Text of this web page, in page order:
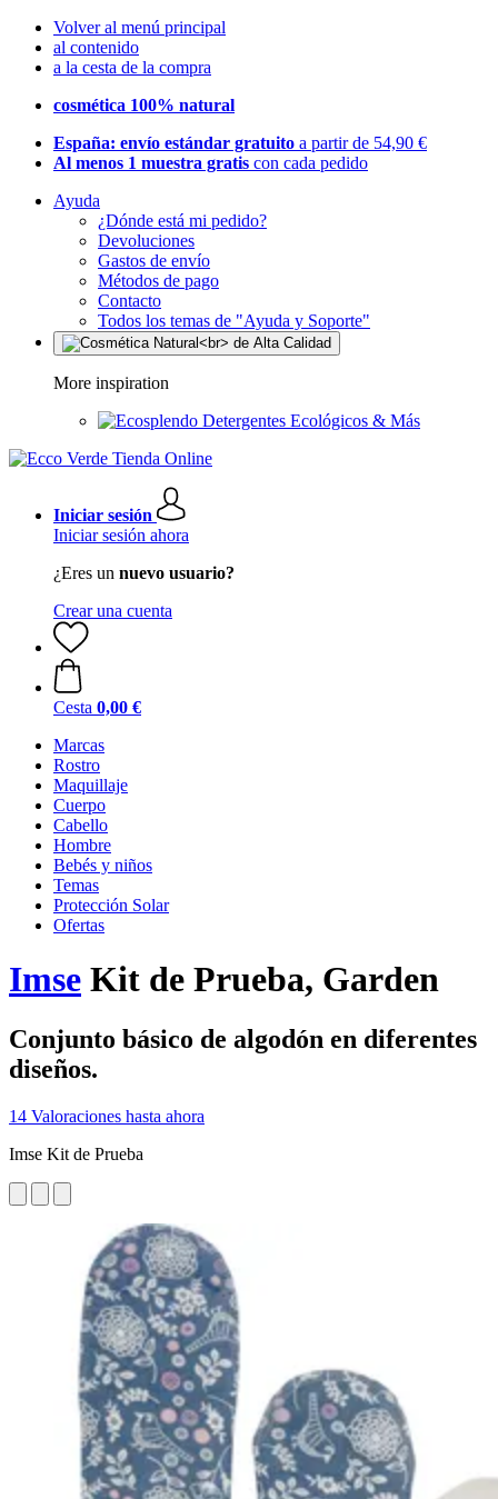
Volver al menú principal
al contenido
a la cesta de la compra
cosmética 100% natural
España: envío estándar gratuito a partir de 54,90 €
Al menos 1 muestra gratis con cada pedido
Ayuda
¿Dónde está mi pedido?
Devoluciones
Gastos de envío
Métodos de pago
Contacto
Todos los temas de "Ayuda y Soporte"
More inspiration
Detergentes Ecológicos & Más
Iniciar sesión
Iniciar sesión ahora
¿Eres un nuevo usuario?
Crear una cuenta
Cesta 0,00 €
Marcas
Rostro
Maquillaje
Cuerpo
Cabello
Hombre
Bebés y niños
Temas
Protección Solar
Ofertas
Imse Kit de Prueba, Garden
Conjunto básico de algodón en diferentes
diseños.
14 Valoraciones hasta ahora
Imse Kit de Prueba